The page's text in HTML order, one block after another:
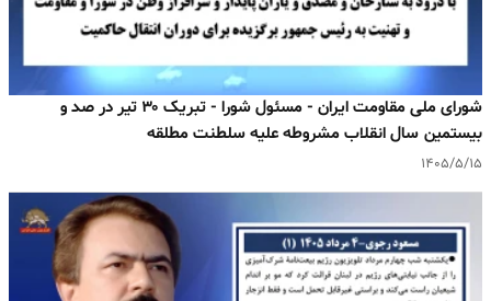
شورای ملی مقاومت ایران - مسئول شورا - تبریک ۳۰ تیر در صد و
بیستمین سال انقلاب مشروطه علیه سلطنت مطلقه
۱۴۰۵/۵/۱۵